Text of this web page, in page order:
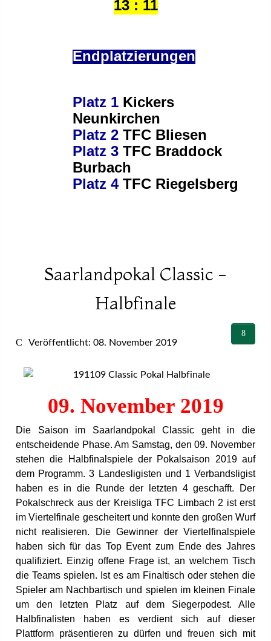
13 : 11
Endplatzierungen
Platz 1 Kickers
Neunkirchen
Platz 2 TFC Bliesen
Platz 3 TFC Braddock
Burbach
Platz 4TFC Riegelsberg
Saarlandpokal Classic -
Halbfinale
Veröffentlicht: 08. November 2019
09. November 2019
Die Saison im Saarlandpokal Classic geht in die
entscheidende Phase. Am Samstag, den 09. November
stehen die Halbfinalspiele der Pokalsaison 2019 auf
dem Programm. 3 Landesligisten und 1 Verbandsligist
haben es in die Runde der letzten 4 geschafft. Der
Pokalschreck aus der Kreisliga TFC Limbach 2 ist erst
im Viertelfinale gescheitert und konnte den großen Wurf
nicht realisieren. Die Gewinner der Viertelfinalspiele
haben sich für das Top Event zum Ende des Jahres
qualifiziert. Einzig offene Frage ist, an welchem Tisch
die Teams spielen. Ist es am Finaltisch oder stehen die
Spieler am Nachbartisch und spielen im kleinen Finale
um den letzten Platz auf dem Siegerpodest. Alle
Halbfinalisten haben es verdient sich auf dieser
Plattform präsentieren zu dürfen und freuen sich mit